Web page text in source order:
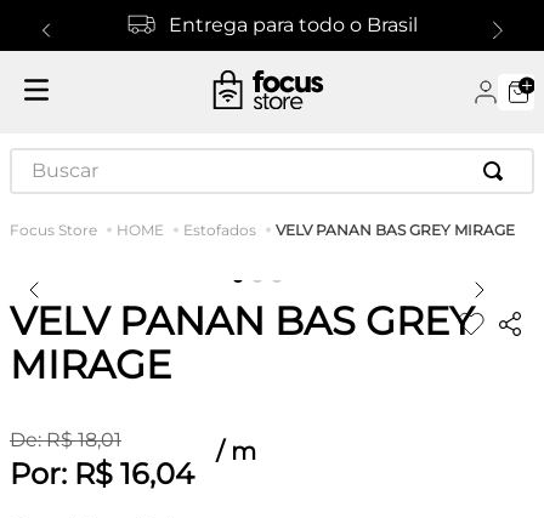
Entrega para todo o Brasil
Buscar
HOME Estofados VELV PANAN BAS GREY MIRAGE
VELV PANAN BAS GREY
MIRAGE
De:R$ 18,01
Por: R$ 16,04
/ m